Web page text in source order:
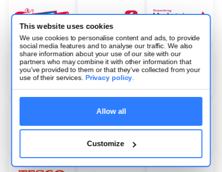
This website uses cookies
We use cookies to personalise content and ads, to provide
social media features and to analyse our traffic. We also
share information about your use of our site with our
partners who may combine it with other information that
you’ve provided to them or that they’ve collected from your
use of their services. Privacy policy.
Allow all
Customize